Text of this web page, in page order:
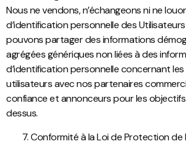
Nous ne vendons, n’échangeons ni ne
d’identification personnelle des
pouvons partager des informations
agrégées génériques non liées à des
d’identification personnelle concernant
utilisateurs avec nos partenaires
confiance et annonceurs pour les
dessus.
Conformité à la Loi de Protection de